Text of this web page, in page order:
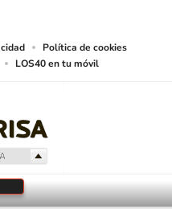
Política de cookies
LOS40 en tu móvil